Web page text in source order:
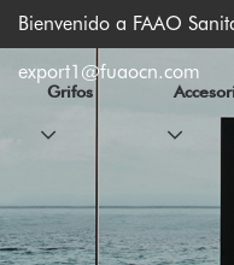
Bienvenido a FAAO
export1@fuaocn.com
Grifos